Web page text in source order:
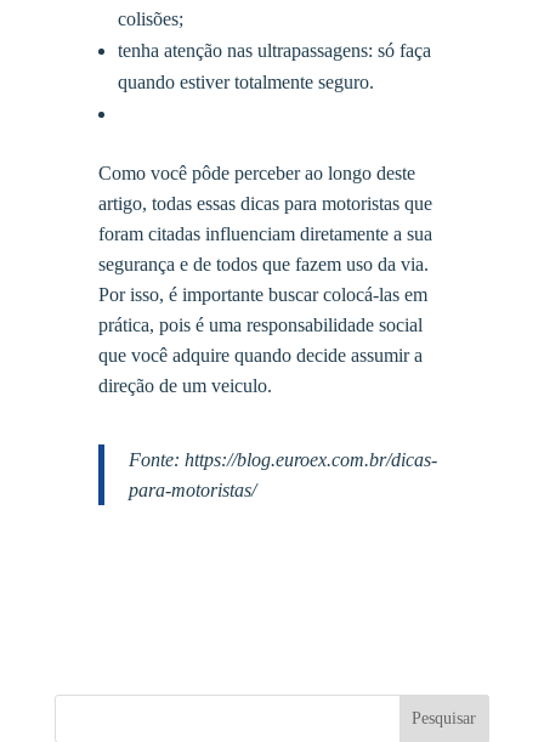
colisões;
tenha atenção nas ultrapassagens: só faça
quando estiver totalmente seguro.
Como você pôde perceber ao longo deste
artigo, todas essas dicas para motoristas que
foram citadas influenciam diretamente a sua
segurança e de todos que fazem uso da via.
Por isso, é importante buscar colocá-las em
prática, pois é uma responsabilidade social
que você adquire quando decide assumir a
direção de um veiculo.
Fonte: https://blog.euroex.com.br/dicas-
para-motoristas/